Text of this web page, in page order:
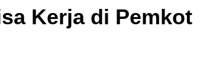
Kerja di Pemkot